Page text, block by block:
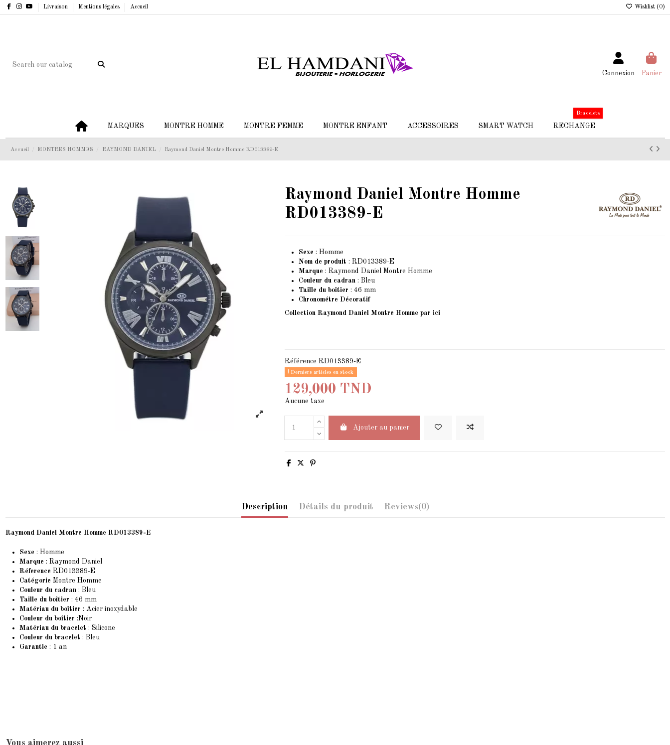
Livraison Mentions légales Accueil Wishlist (0)
Connexion Panier
MARQUES MONTRE HOMME MONTRE FEMME MONTRE ENFANT ACCESSOIRES SMART WATCH RECHANGE
Bracelets
Accueil MONTRES HOMMES RAYMOND DANIEL Raymond Daniel Montre Homme RD013389-E
Raymond Daniel Montre Homme
RD013389-E
Sexe : Homme
Nom de produit : RD013389-E
Marque : Raymond Daniel Montre Homme
Couleur du cadran: Bleu
Taille du boîtier : 46 mm
Chronométre Décoratif
Collection Raymond Daniel Montre Homme par ici
Référence RD013389-E
Derniers articles en stock
129,000 TND
Aucune taxe
Ajouter au panier
Description Détails du produit Reviews(0)
Raymond Daniel Montre Homme RD013389-E
Sexe : Homme
Marque : Raymond Daniel
Réference RD013389-E
Catégorie Montre Homme
Couleur du cadran : Bleu
Taille du boîtier : 46 mm
Matériau du boîtier : Acier inoxydable
Couleur du boîtier :Noir
Matériau du bracelet : Silicone
Couleur du bracelet : Bleu
Garantie : 1 an
Vous aimerez aussi